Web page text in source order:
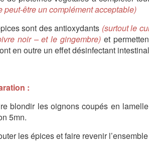
peut-être un complément acceptable)
sont des antioxydants (surtout le
noir – et le gingembre) et
en outre un effet désinfectant
:
blondir les oignons coupés en
5mn.
les épices et faire revenir